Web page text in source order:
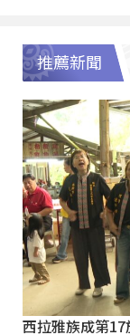
推薦新聞
西拉雅族成第